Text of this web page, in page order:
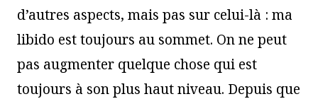
d’autres aspects, mais pas sur celui-là : ma
libido est toujours au sommet. On ne peut
pas augmenter quelque chose qui est
toujours à son plus haut niveau. Depuis que